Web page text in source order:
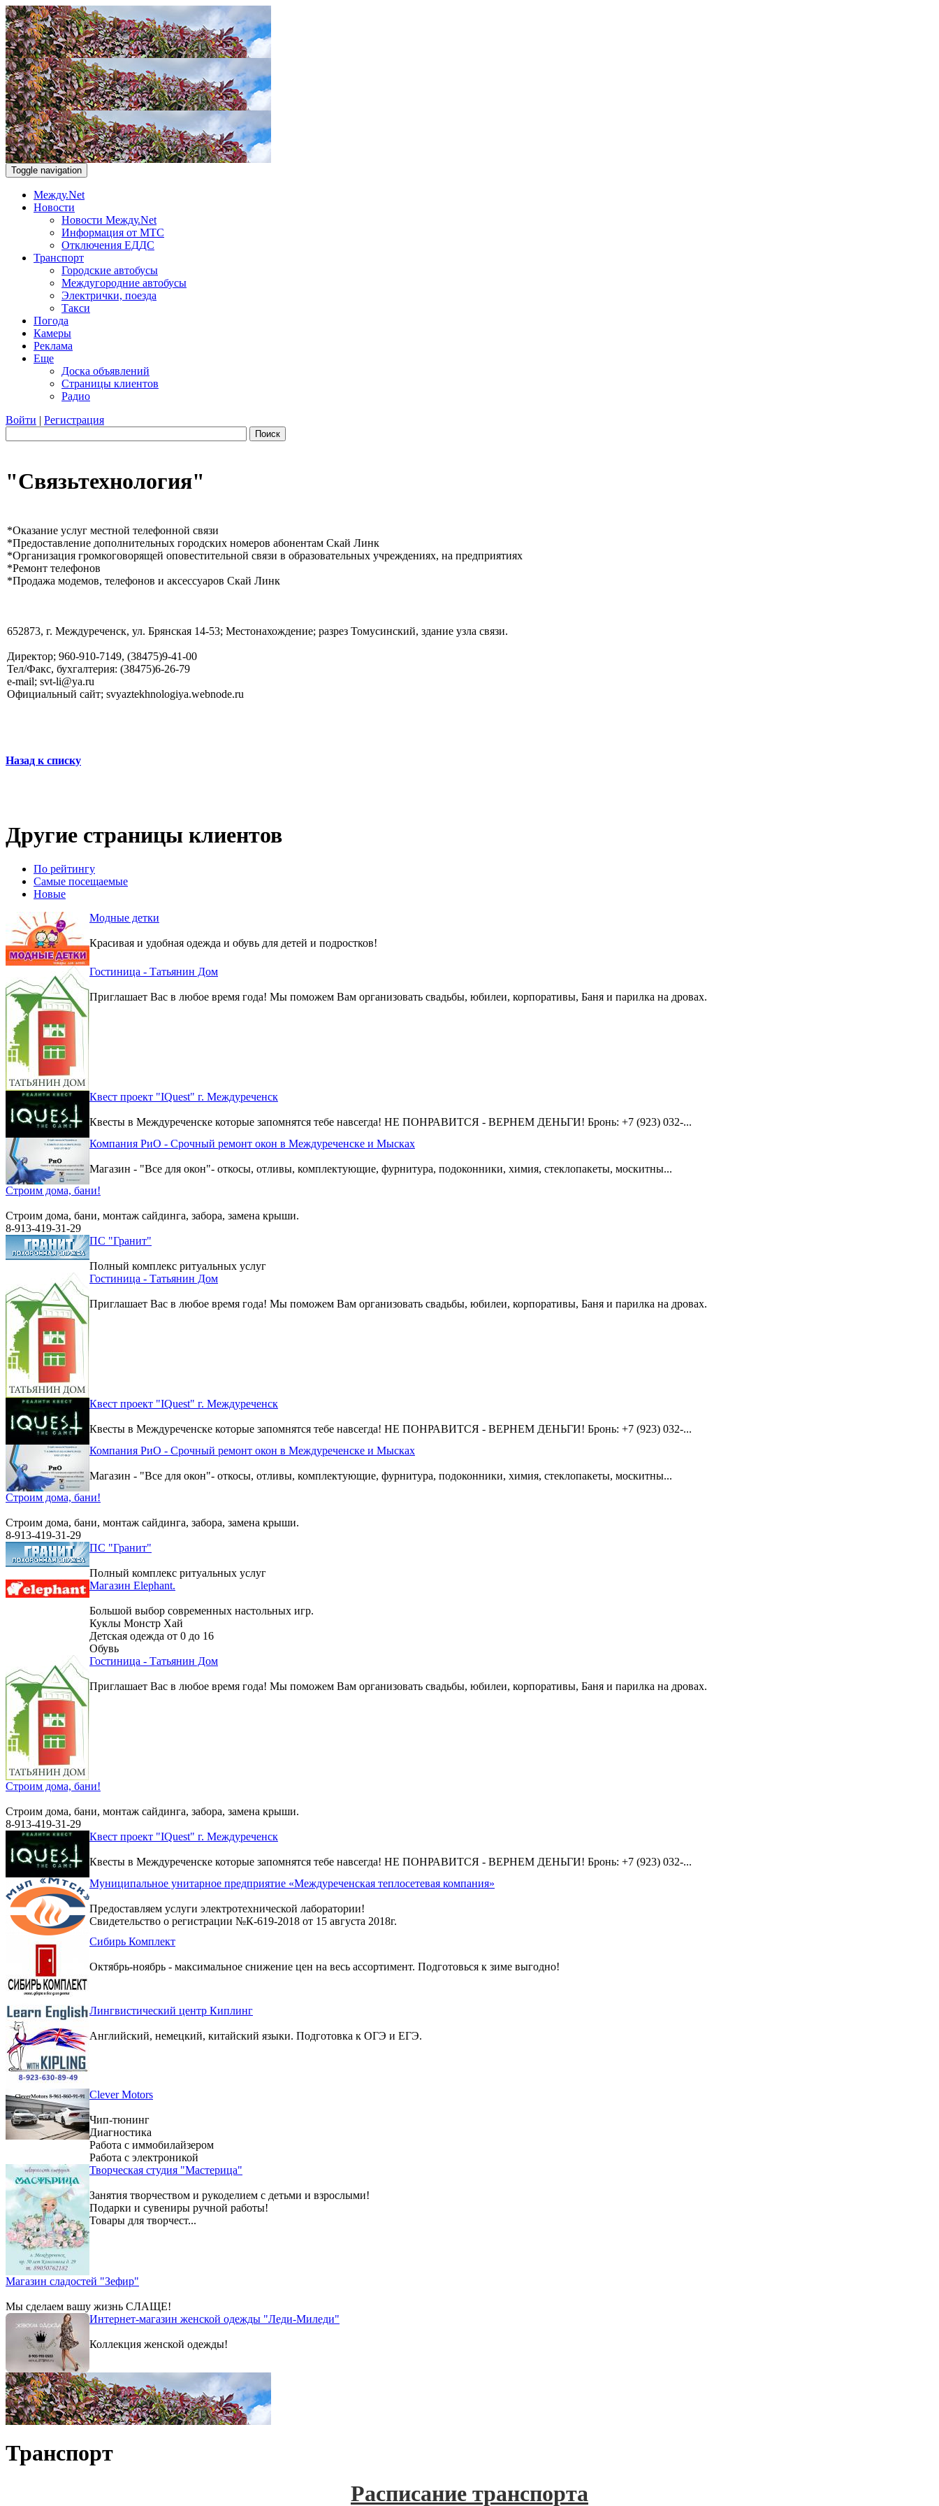
Toggle navigation
Между.Net
Новости
Новости Между.Net
Информация от МТС
Отключения ЕДДС
Транспорт
Городские автобусы
Междугородние автобусы
Электрички, поезда
Такси
Погода
Камеры
Реклама
Еще
Доска объявлений
Страницы клиентов
Радио
Войти | Регистрация
Поиск
"Связьтехнология"
*Оказание услуг местной телефонной связи
*Предоставление дополнительных городских номеров абонентам Скай Линк
*Организация громкоговорящей оповестительной связи в образовательных учреждениях, на предприятиях
*Ремонт телефонов
*Продажа модемов, телефонов и аксессуаров Скай Линк
652873, г. Междуреченск, ул. Брянская 14-53; Местонахождение; разрез Томусинский, здание узла связи.
Директор; 960-910-7149, (38475)9-41-00
Тел/Факс, бухгалтерия: (38475)6-26-79
e-mail; svt-li@ya.ru
Официальный сайт; svyaztekhnologiya.webnode.ru
Назад к списку
Другие страницы клиентов
По рейтингу
Самые посещаемые
Новые
Модные детки
Красивая и удобная одежда и обувь для детей и подростков!
Гостиница - Татьянин Дом
Приглашает Вас в любое время года! Мы поможем Вам организовать свадьбы, юбилеи, корпоративы, Баня и парилка на дровах.
Квест проект "IQuest" г. Междуреченск
Квесты в Междуреченске которые запомнятся тебе навсегда! НЕ ПОНРАВИТСЯ - ВЕРНЕМ ДЕНЬГИ! Бронь: +7 (923) 032-...
Компания РиО - Срочный ремонт окон в Междуреченске и Мысках
Магазин - "Все для окон"- откосы, отливы, комплектующие, фурнитура, подоконники, химия, стеклопакеты, москитны...
Строим дома, бани!
Строим дома, бани, монтаж сайдинга, забора, замена крыши.
8-913-419-31-29
ПС "Гранит"
Полный комплекс ритуальных услуг
Гостиница - Татьянин Дом
Приглашает Вас в любое время года! Мы поможем Вам организовать свадьбы, юбилеи, корпоративы, Баня и парилка на дровах.
Квест проект "IQuest" г. Междуреченск
Квесты в Междуреченске которые запомнятся тебе навсегда! НЕ ПОНРАВИТСЯ - ВЕРНЕМ ДЕНЬГИ! Бронь: +7 (923) 032-...
Компания РиО - Срочный ремонт окон в Междуреченске и Мысках
Магазин - "Все для окон"- откосы, отливы, комплектующие, фурнитура, подоконники, химия, стеклопакеты, москитны...
Строим дома, бани!
Строим дома, бани, монтаж сайдинга, забора, замена крыши.
8-913-419-31-29
ПС "Гранит"
Полный комплекс ритуальных услуг
Магазин Elephant.
Большой выбор современных настольных игр.
Куклы Монстр Хай
Детская одежда от 0 до 16
Обувь
Гостиница - Татьянин Дом
Приглашает Вас в любое время года! Мы поможем Вам организовать свадьбы, юбилеи, корпоративы, Баня и парилка на дровах.
Строим дома, бани!
Строим дома, бани, монтаж сайдинга, забора, замена крыши.
8-913-419-31-29
Квест проект "IQuest" г. Междуреченск
Квесты в Междуреченске которые запомнятся тебе навсегда! НЕ ПОНРАВИТСЯ - ВЕРНЕМ ДЕНЬГИ! Бронь: +7 (923) 032-...
Муниципальное унитарное предприятие «Междуреченская теплосетевая компания»
Предоставляем услуги электротехнической лаборатории!
Свидетельство о регистрации №К-619-2018 от 15 августа 2018г.
Сибирь Комплект
Октябрь-ноябрь - максимальное снижение цен на весь ассортимент. Подготовься к зиме выгодно!
Лингвистический центр Киплинг
Английский, немецкий, китайский языки. Подготовка к ОГЭ и ЕГЭ.
Clever Motors
Чип-тюнинг
Диагностика
Работа с иммобилайзером
Работа с электроникой
Творческая студия "Мастерица"
Занятия творчеством и рукоделием с детьми и взрослыми!
Подарки и сувениры ручной работы!
Товары для творчест...
Магазин сладостей "Зефир"
Мы сделаем вашу жизнь СЛАЩЕ!
Интернет-магазин женской одежды "Леди-Миледи"
Коллекция женской одежды!
Транспорт
Расписание транспорта